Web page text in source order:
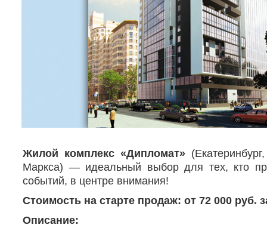
Жилой комплекс «Дипломат»
Маркса) — идеальный выбор для тех, кто
событий, в центре внимания!
Стоимость на старте продаж: от 72 000 руб.
Описание: